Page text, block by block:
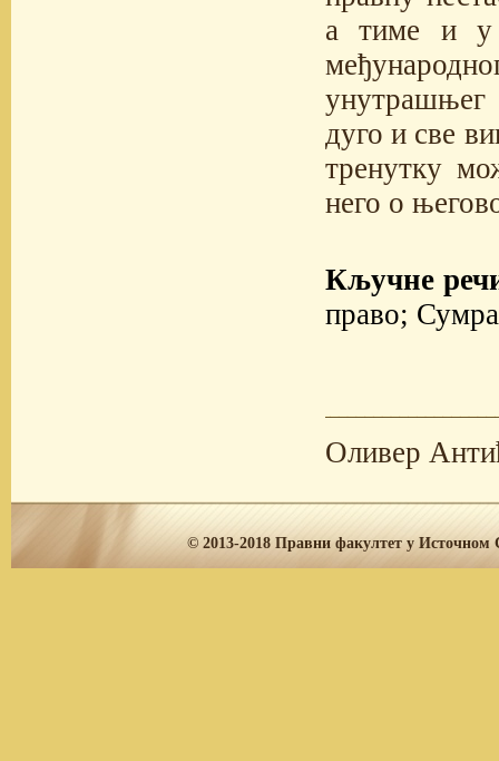
а тиме и у
унутрашњег
дуго и све
тренутку
него о
Кључне
право;
Оливер
© 2013-2018 Правни факултет у Источном